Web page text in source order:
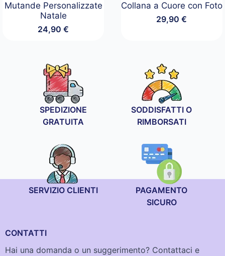
Mutande Personalizzate
Natale
24,90€
Collana a Cuore con Foto
29,90€
SPEDIZIONE
GRATUITA
SODDISFATTI O
RIMBORSATI
SERVIZIO CLIENTI
PAGAMENTO
SICURO
CONTATTI
Hai una domanda o un suggerimento? Contattaci e